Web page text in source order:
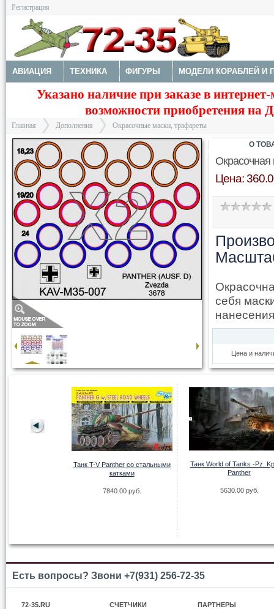
Регистрация
АВИАЦИЯ ТЕХНИКА ФИГУРЫ МОДЕЛИ КОРАБЛЕЙ И
ДОПОЛНЕНИЯ ДЕКАЛИ КОЛЕСА НАБОРЫ
КРАСКИ И ИНСТРУМЕНТЫ
Указано наличие при заказе в
возможности приобретения на
Главная
>
Дополнения
>
Окрасочные маски, трафареты
Окрасочная
Цена:
себя
Цена и
О
Танк T-V Panther со стальными
катками
7840.00 руб.
Танк World of Tanks -Pz.
Panther
5630.00 руб.
Есть вопросы? Звони +7(931) 256-72-35
72-35.RU
СЧЕТЧИКИ
ПАРТНЕРЫ